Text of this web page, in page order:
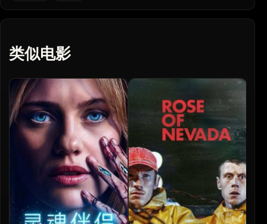
类似电影